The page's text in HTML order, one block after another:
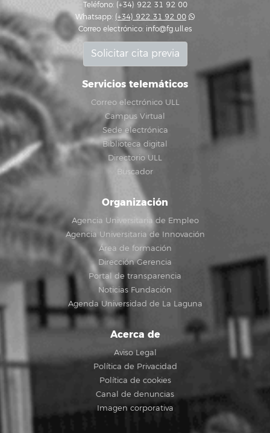
Teléfono: (+34) 922 31 92 00
Whatsapp: (+34) 922 31 92 00
Correo electrónico: info@fg.ull.es
Solicitar cita previa
Servicios telemáticos
Correo electrónico ULL
Campus Virtual
Sede electrónica
Biblioteca digital
Directorio ULL
Buscador
Organización
Agencia Universitaria de Empleo
Agencia Universitaria de Innovación
Área de formación
Dirección Gerencia
Portal de transparencia
Noticias Fundación
Agenda Universidad de La Laguna
Acerca de
Aviso Legal
Política de Privacidad
Política de cookies
Canal de denuncias
Imagen corporativa